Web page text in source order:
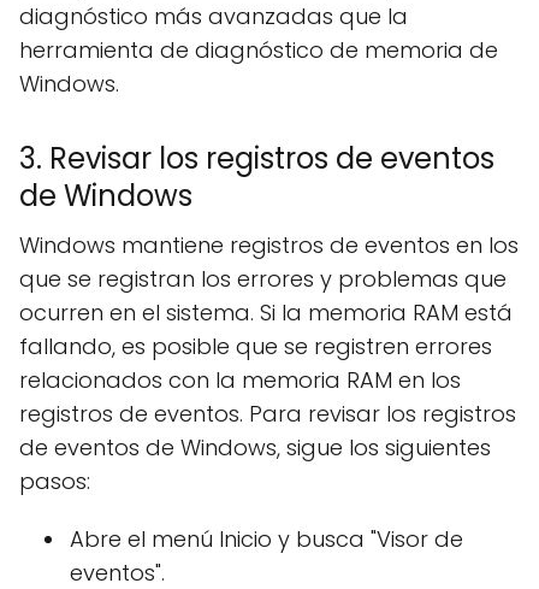
diagnóstico más avanzadas que la
herramienta de diagnóstico de memoria de
Windows.
3. Revisar los registros de eventos
de Windows
Windows mantiene registros de eventos en los
que se registran los errores y problemas que
ocurren en el sistema. Si la memoria RAM está
fallando, es posible que se registren errores
relacionados con la memoria RAM en los
registros de eventos. Para revisar los registros
de eventos de Windows, sigue los siguientes
pasos:
Abre el menú Inicio y busca "Visor de
eventos".